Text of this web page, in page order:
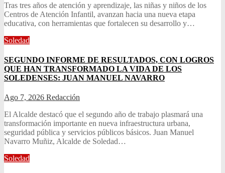
Tras tres años de atención y aprendizaje, las niñas y niños de los
Centros de Atención Infantil, avanzan hacia una nueva etapa
educativa, con herramientas que fortalecen su desarrollo y…
Soledad
SEGUNDO INFORME DE RESULTADOS, CON LOGROS
QUE HAN TRANSFORMADO LA VIDA DE LOS
SOLEDENSES: JUAN MANUEL NAVARRO
Ago 7, 2026 Redacción
El Alcalde destacó que el segundo año de trabajo plasmará una
transformación importante en nueva infraestructura urbana,
seguridad pública y servicios públicos básicos. Juan Manuel
Navarro Muñiz, Alcalde de Soledad…
Soledad